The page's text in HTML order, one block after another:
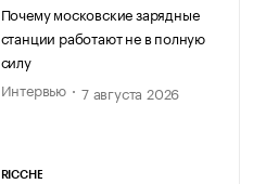
Почему московские зарядные
станции работают не в полную
силу
Интервью
7 августа 2026
RICCHE